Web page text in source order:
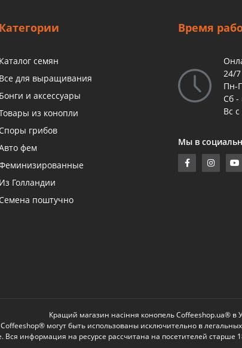
Категории
Каталог семян
Все для выращивания
Бонги и аксессуары
из конопли
Споры грибов
фем
Из Голландии
Семена поштучно
Время
24/7
Пн-
Сб -
Вс
Мы в
Кращий магазин насіння конопель Coffeeshop.ua® в
могут быть использованы исключительно в
Вся информация на ресурсе рассчитана на посетителей старше